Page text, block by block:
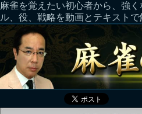
麻雀を覚えたい初心者から、強
ル、役、戦略を動画とテキストで